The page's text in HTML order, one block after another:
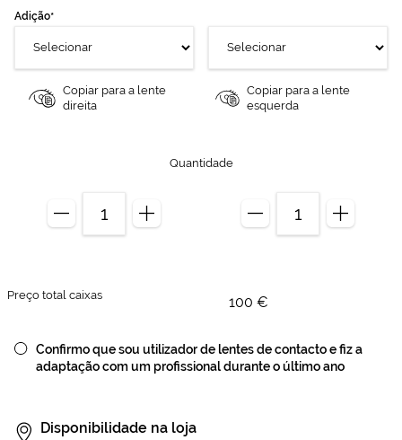
Adição
Copiar para a lente
direita
Copiar para a lente
esquerda
Quantidade
Preço total caixas 100 €
Confirmo que sou utilizador de lentes de contacto e fiz a
adaptação com um profissional durante o último ano
Disponibilidade na loja